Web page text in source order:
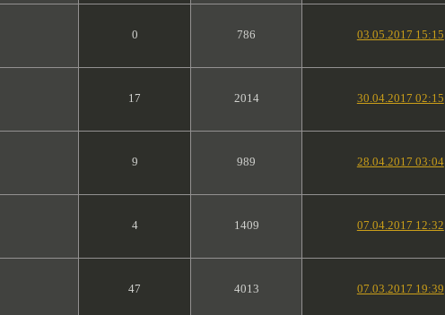
0
786 03.05.2017 15:15
17
2014 30.04.2017 02:15
9
989 28.04.2017 03:04
4
1409 07.04.2017 12:32
47
4013 07.03.2017 19:39